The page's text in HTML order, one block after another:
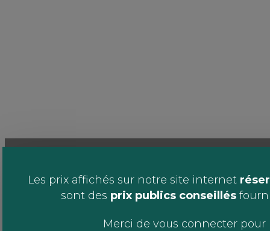
Les prix affichés sur notre site internet
sont des prix publics conseillés
Merci de vous connecter pour